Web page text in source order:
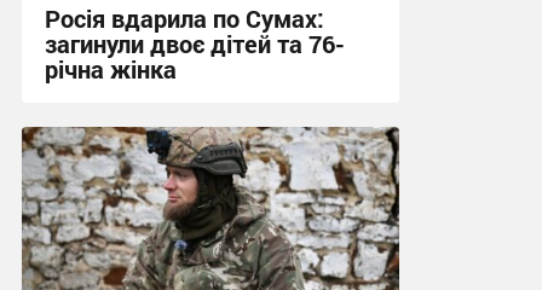
Росія вдарила по Сумах:
загинули двоє дітей та 76-
річна жінка
21:12 вчора